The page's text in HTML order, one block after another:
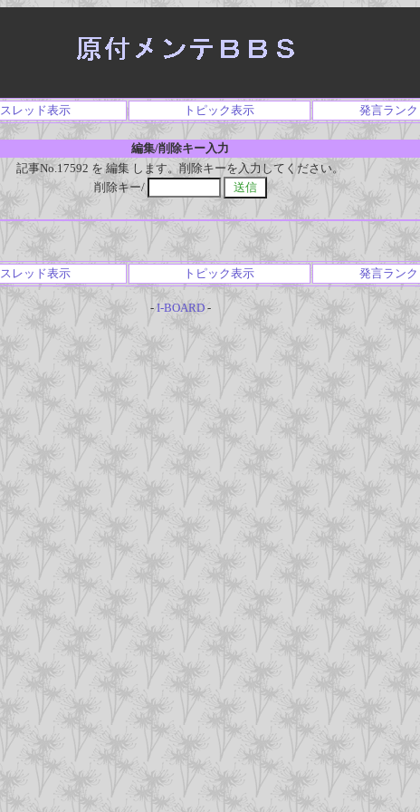
スレッド表示 トピック表示 発言ランク
編集/削除キー入力
記事No.17592 を 編集 します。削除キーを入力してください。
削除キー/
スレッド表示 トピック表示 発言ランク
- I-BOARD-